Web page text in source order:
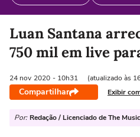
Luan Santana
750 mil em live
24 nov 2020 - 10h31 (atualizado às
Compartilhar Exibir
Por: Redação / Licenciado de The